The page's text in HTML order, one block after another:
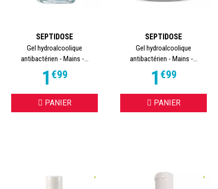
SEPTIDOSE
Gel hydroalcoolique
antibactérien - Mains -...
1 €99
PANIER
SEPTIDOSE
Gel hydroalcoolique
antibactérien - Mains -...
1 €99
PANIER